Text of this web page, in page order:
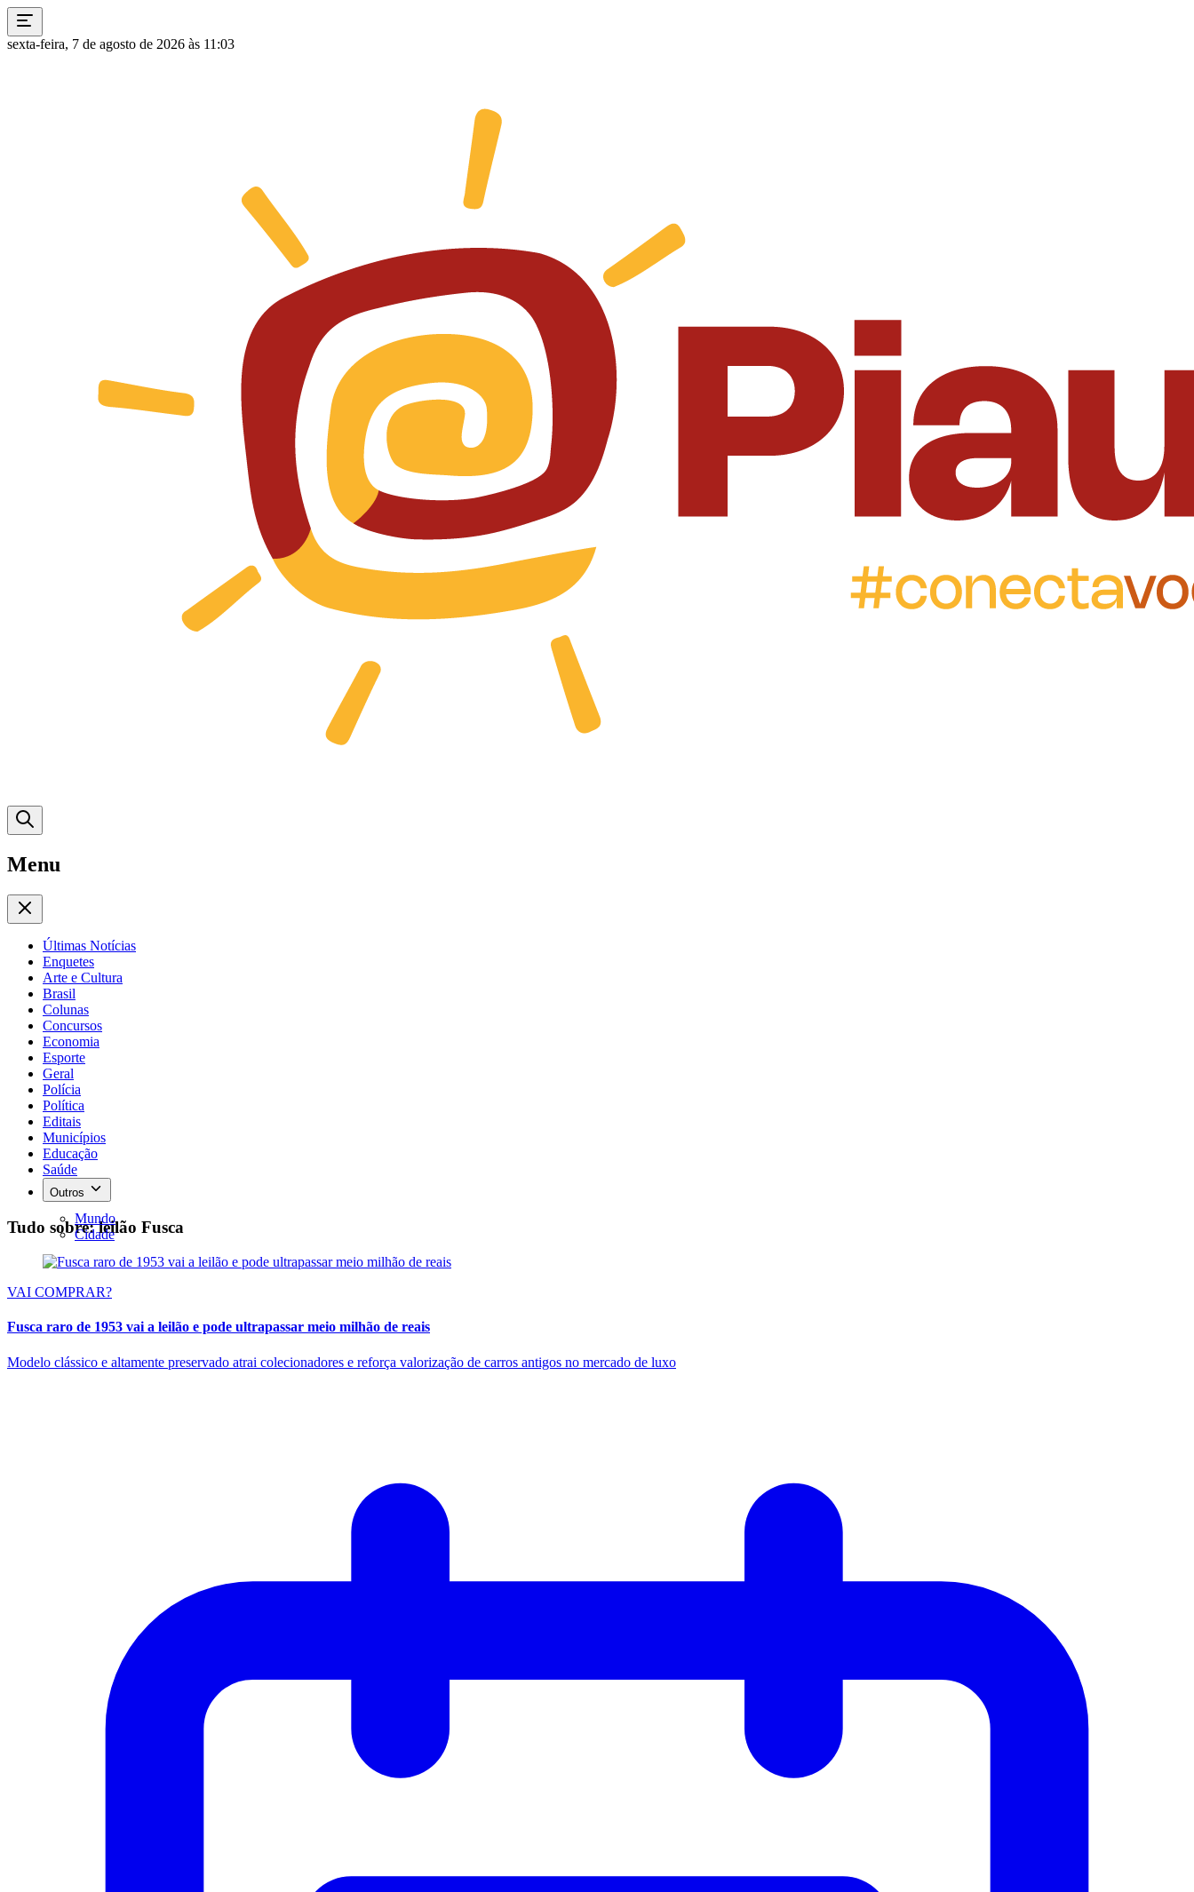
sexta-feira, 7 de agosto de 2026 às 11:03
Menu
Últimas Notícias
Enquetes
Arte e Cultura
Brasil
Colunas
Concursos
Economia
Esporte
Geral
Polícia
Política
Editais
Municípios
Educação
Saúde
Outros
Mundo
Cidade
Tudo sobre: leilão Fusca
VAI COMPRAR?
Fusca raro de 1953 vai a leilão e pode ultrapassar meio milhão de reais
Modelo clássico e altamente preservado atrai colecionadores e reforça valorização de carros antigos no mercado de luxo